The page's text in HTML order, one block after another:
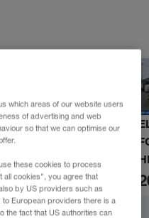
which areas of our website users
of advertising and web
so that we can optimise our
these cookies to process
cookies", you agree that
by US providers such as
to European providers there is a
the fact that US authorities can